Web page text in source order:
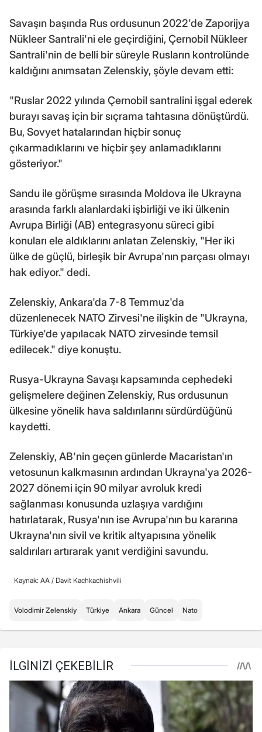
Savaşın başında Rus ordusunun 2022'de Zaporijya
Nükleer Santrali'ni ele geçirdiğini, Çernobil Nükleer
Santrali'nin de belli bir süreyle Rusların kontrolünde
kaldığını anımsatan Zelenskiy, şöyle devam etti:
"Ruslar 2022 yılında Çernobil santralini işgal ederek
burayı savaş için bir sıçrama tahtasına dönüştürdü.
Bu, Sovyet hatalarından hiçbir sonuç
çıkarmadıklarını ve hiçbir şey anlamadıklarını
gösteriyor."
Sandu ile görüşme sırasında Moldova ile Ukrayna
arasında farklı alanlardaki işbirliği ve iki ülkenin
Avrupa Birliği (AB) entegrasyonu süreci gibi
konuları ele aldıklarını anlatan Zelenskiy, "Her iki
ülke de güçlü, birleşik bir Avrupa'nın parçası olmayı
hak ediyor." dedi.
Zelenskiy, Ankara'da 7-8 Temmuz'da
düzenlenecek NATO Zirvesi'ne ilişkin de "Ukrayna,
Türkiye'de yapılacak NATO zirvesinde temsil
edilecek." diye konuştu.
Rusya-Ukrayna Savaşı kapsamında cephedeki
gelişmelere değinen Zelenskiy, Rus ordusunun
ülkesine yönelik hava saldırılarını sürdürdüğünü
kaydetti.
Zelenskiy, AB'nin geçen günlerde Macaristan'ın
vetosunun kalkmasının ardından Ukrayna'ya 2026-
2027 dönemi için 90 milyar avroluk kredi
sağlanması konusunda uzlaşıya vardığını
hatırlatarak, Rusya'nın ise Avrupa'nın bu kararına
Ukrayna'nın sivil ve kritik altyapısına yönelik
saldırıları artırarak yanıt verdiğini savundu.
Kaynak: AA / Davit Kachkachishvili
Volodimir Zelenskiy Türkiye Ankara Güncel Nato